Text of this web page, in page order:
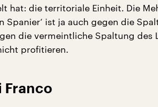
hat: die territoriale Einheit. Die
Spanier‘ ist ja auch gegen die
die vermeintliche Spaltung des
profitieren.
Franco